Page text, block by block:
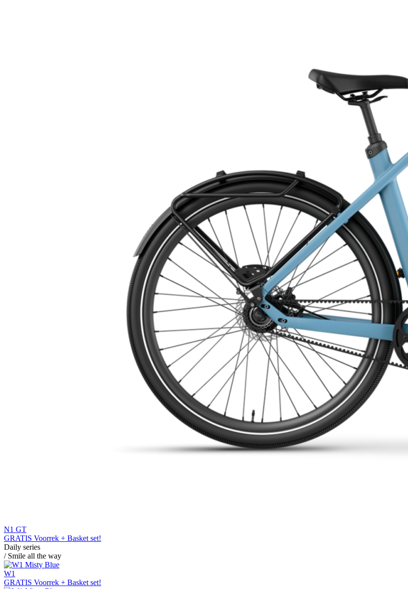
N1 GT
GRATIS Voorrek + Basket set!
Daily series
/ Smile all the way
W1
GRATIS Voorrek + Basket set!